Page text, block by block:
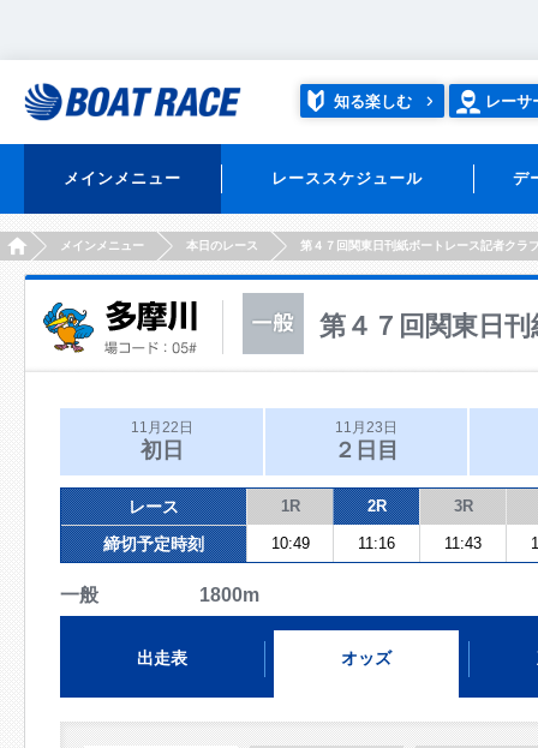
知る楽しむ レーサ
メインメニュー レーススケジュール デ
HOMEメインメニュー 本日のレース 第４７回関東日刊紙ボートレース記者クラ
第４７回関東日
11月22日
初日
11月23日
２日目
レース 1R 2R 3R
締切予定時刻 10:49 11:16 11:43
一般 1800m
出走表 オッズ